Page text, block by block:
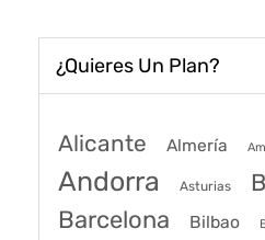
¿Quieres Un Plan?
Alicante Almería
Andorra Asturias
Barcelona Bilbao